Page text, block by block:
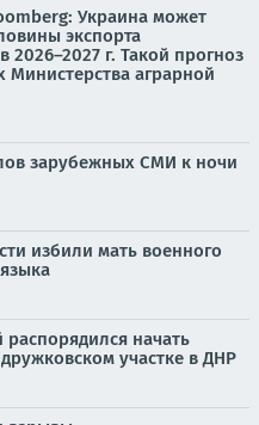
Украина может
экспорта
2026–2027 г. Такой прогноз
Министерства аграрной
зарубежных СМИ к ночи
избили мать военного
начать
участке в ДНР